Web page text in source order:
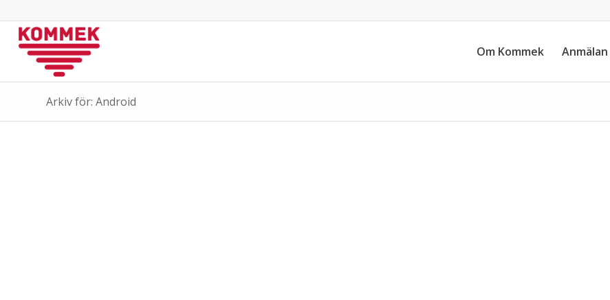
till
innehåll
till
navigering
Om Kommek Anmälan
Arkiv för: Android